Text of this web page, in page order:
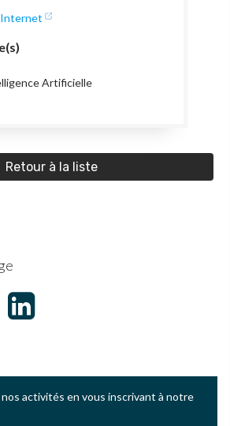
Artificielle
Retour à la liste
activités en vous inscrivant à notre